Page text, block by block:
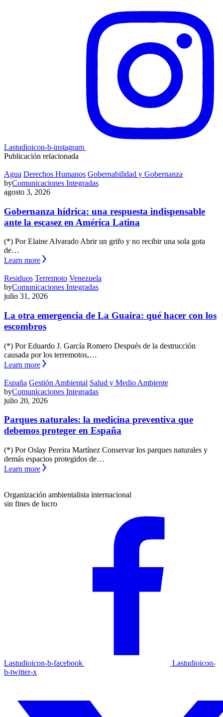
Lastudioicon-b-instagram
Publicación relacionada
Agua Derechos Humanos Gobernabilidad y Gobernanza
byComunicaciones Integradas
agosto 3, 2026
Gobernanza hídrica: una respuesta indispensable
ante la escasez en América Latina
(*) Por Elaine Alvarado Abrir un grifo y no recibir una sola gota
de…
Learn more
Residuos Terremoto Venezuela
byComunicaciones Integradas
julio 31, 2026
La otra emergencia de La Guaira: qué hacer con los
escombros
(*) Por Eduardo J. García Romero Después de la destrucción
causada por los terremotos,…
Learn more
España Gestión Ambiental Salud y Medio Ambiente
byComunicaciones Integradas
julio 20, 2026
Parques naturales: la medicina preventiva que
debemos proteger en España
(*) Por Oslay Pereira Martínez Conservar los parques naturales y
demás espacios protegidos de…
Learn more
Organización ambientalista internacional
sin fines de lucro
Lastudioicon-b-facebook
Lastudioicon-
b-twitter-x